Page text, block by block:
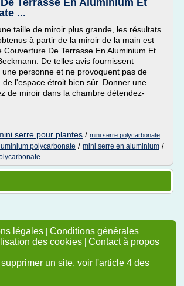
Terrasse En Aluminium Et
...
taille de miroir plus grande, les résultats
à partir de la miroir de la main est
Couverture De Terrasse En Aluminium Et
De telles avis fournissent
personne et ne provoquent pas de
de l'espace étroit bien sûr. Donner une
de miroir dans la chambre détendez-
serre pour plantes / mini serre polycarbonate
polycarbonate / mini serre en aluminium /
légales | Conditions générales
des cookies | Contact à propos
un site, voir l'article 4 des